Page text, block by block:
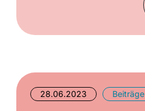
28.06.2023 Beiträge